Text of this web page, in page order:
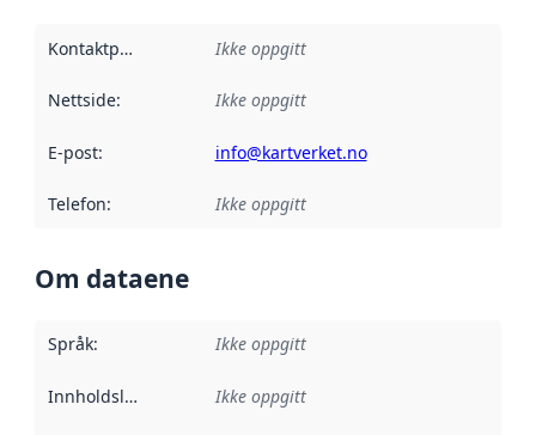
Kontaktpunkt Ikke oppgitt
Nettside: Ikke oppgitt
E-post: info@kartverket.no
Telefon: Ikke oppgitt
Om dataene
Språk: Ikke oppgitt
Innholdsleverandører :
Ikke oppgitt